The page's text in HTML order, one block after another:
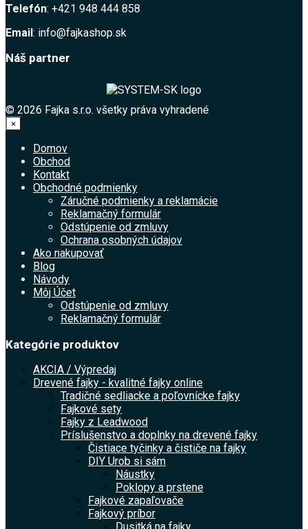
Telefón: +421 948 444 858
Email: info@fajkashop.sk
Náš partner
© 2026 Fajka s.r.o. všetky práva vyhradené
×
Domov
Obchod
Kontakt
Obchodné podmienky
Záručné podmienky a reklamácie
Reklamačný formulár
Odstúpenie od zmluvy
Ochrana osobných údajov
Ako nakupovať
Blog
Návody
Môj Účet
Odstúpenie od zmluvy
Reklamačný formulár
Kategórie produktov
AKCIA / Výpredaj
Drevené fajky - kvalitné fajky online
Tradičné sedliacke a poľovnícke fajky
Fajkové sety
Fajky z Leadwood
Príslušenstvo a doplnky na drevené fajky
Čistiace tyčinky a čističe na fajky
DIY Urob si sám
Náustky
Poklopy a prstene
Fajkové zapaľovače
Fajkový príbor